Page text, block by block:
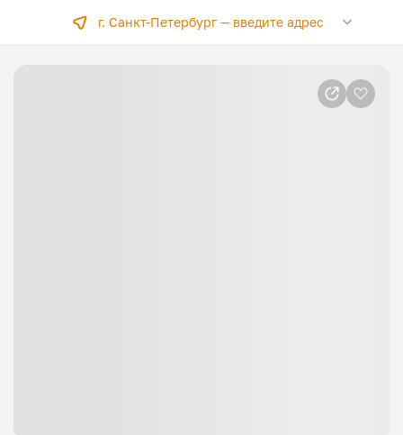
г. Санкт-Петербург —введите адрес